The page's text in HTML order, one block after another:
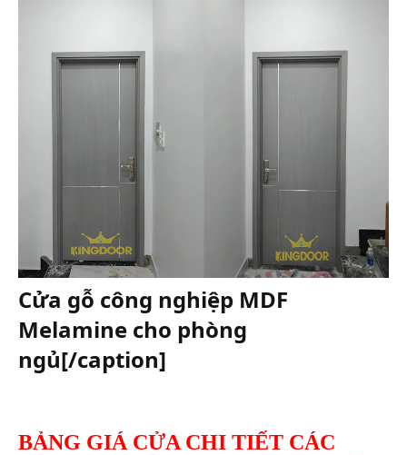
Cửa gỗ công nghiệp MDF
Melamine cho phòng
ngủ[/caption]​
BẢNG GIÁ CỬA CHI TIẾT CÁC